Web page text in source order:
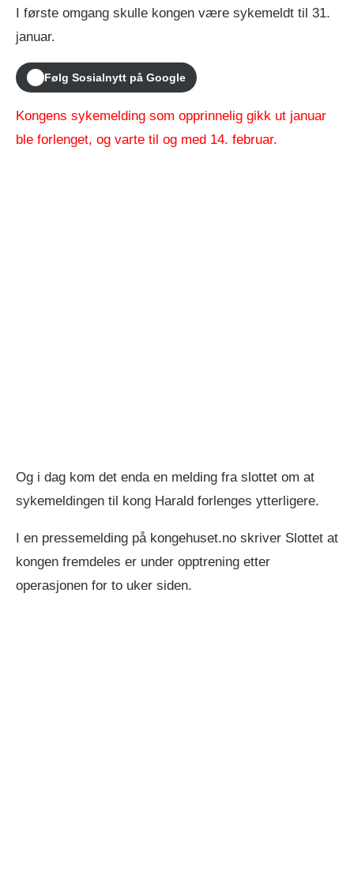
I første omgang skulle kongen være sykemeldt til 31.
januar.
Følg Sosialnytt på Google
Kongens sykemelding som opprinnelig gikk ut januar
ble forlenget, og varte til og med 14. februar.
Og i dag kom det enda en melding fra slottet om at
sykemeldingen til kong Harald forlenges ytterligere.
I en pressemelding på kongehuset.no skriver Slottet at
kongen fremdeles er under opptrening etter
operasjonen for to uker siden.